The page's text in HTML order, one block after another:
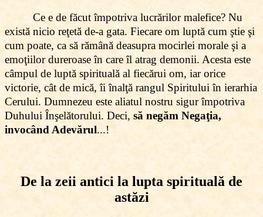
Ce e de făcut împotriva lucrărilor malefice? Nu
există nicio reţetă de-a gata. Fiecare om luptă cum ştie şi
cum poate, ca să rămână deasupra mocirlei morale şi a
emoţiilor dureroase în care îl atrag demonii. Acesta este
câmpul de luptă spirituală al fiecărui om, iar orice
victorie, cât de mică, îi înalţă rangul Spiritului în ierarhia
Cerului. Dumnezeu este aliatul nostru sigur împotriva
Duhului Înşelătorului. Deci, să negăm Negaţia,
invocând Adevărul...!
De la zeii antici la lupta spirituală de
astăzi